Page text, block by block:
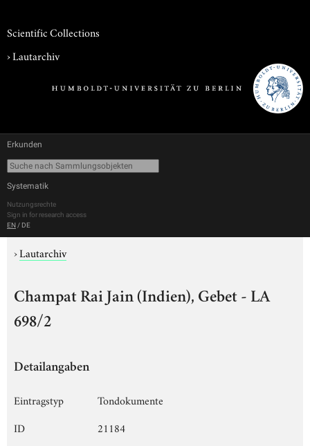
Scientific Collections
›Lautarchiv
Erkunden
Systematik
Nutzungsrechte
Sign in for research access
EN / DE
›Lautarchiv
Champat Rai Jain (Indien), Gebet - LA
698/2
Detailangaben
Eintragstyp
Tondokumente
ID
21184